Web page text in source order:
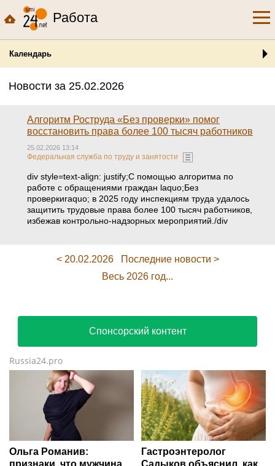
Работа
Календарь
Новости за 25.02.2026
Алгоритм Роструда «Без проверки» помог
восстановить права более 100 тысяч работников
25.02.2026 13:14
Федеральная служба по труду и занятости
div style=text-align: justify;С помощью алгоритма по
работе с обращениями граждан laquo;Без
проверкиraquo; в 2025 году инспекциям труда удалось
защитить трудовые права более 100 тысяч работников,
избежав контрольно-надзорных мероприятий./div
< 20.02.2026
Последние новости >
Весь 2026 год...
Спонсорский контент
Russia24.pro
Ольга Романив:
признаки, что мужчина
Гастроэнтеролог
Садыков объяснил, как